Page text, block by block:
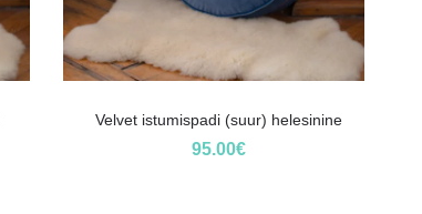
Velvet istumispadi (suur) helesinine
95.00€